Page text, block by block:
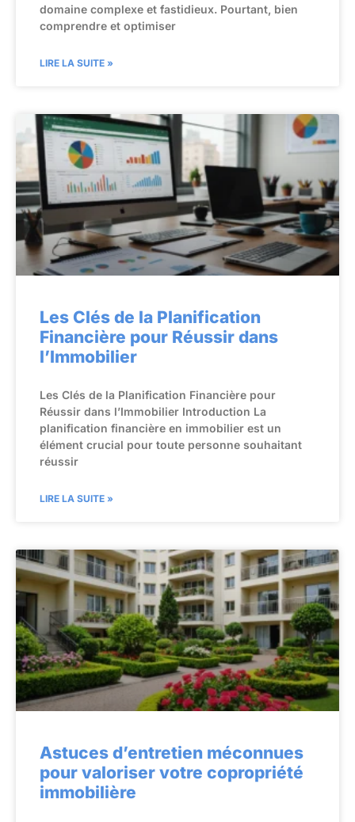
domaine complexe et fastidieux. Pourtant, bien
comprendre et optimiser
LIRE LA SUITE »
Les Clés de la Planification
Financière pour Réussir dans
l’Immobilier
Les Clés de la Planification Financière pour
Réussir dans l’Immobilier Introduction La
planification financière en immobilier est un
élément crucial pour toute personne souhaitant
réussir
LIRE LA SUITE »
Astuces d’entretien méconnues
pour valoriser votre copropriété
immobilière